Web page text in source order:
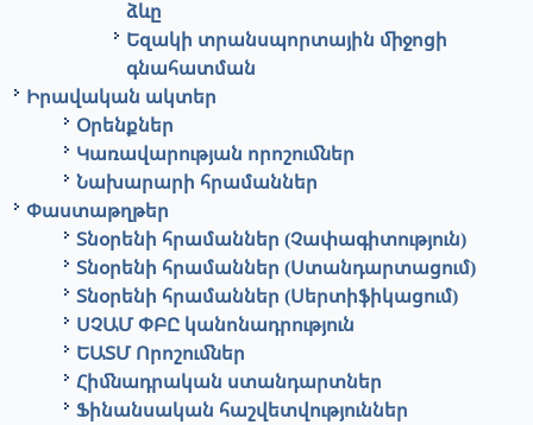
ձևը
Եզակի տրանսպորտային միջոցի
գնահատման
Իրավական ակտեր
Օրենքներ
Կառավարության որոշումներ
Նախարարի հրամաններ
Փաստաթղթեր
Տնօրենի հրամաններ (Չափագիտություն)
Տնօրենի հրամաններ (Ստանդարտացում)
Տնօրենի հրամաններ (Սերտիֆիկացում)
ՍՉԱՄ ՓԲԸ կանոնադրություն
ԵԱՏՄ Որոշումներ
Հիմնադրական ստանդարտներ
Ֆինանսական հաշվետվություններ